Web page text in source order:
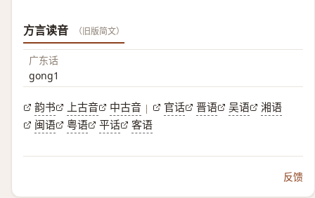
方言读音 （旧版简文）
广东话
gong1
韵书 上古音 中古音 | 官话 晋语 吴语
湘语
闽语
粤语 平话 客语
反馈